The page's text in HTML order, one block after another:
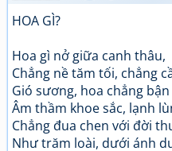
HOA GÌ?
Hoa gì nở giữa canh thâu,
Chẳng nề tăm tối, chẳng
Gió sương, hoa chẳng
Âm thầm khoe sắc, lạnh
Chẳng đua chen với đời
Như trăm loài, dưới ánh